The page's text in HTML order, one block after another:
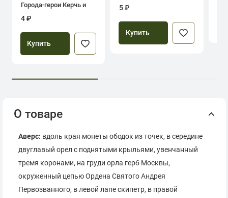
Города-герои Керчь и
4 ₽
Купить
5 ₽
Купить
О товаре
Аверс: вдоль края монеты ободок из точек, в середине
двуглавый орел с поднятыми крыльями, увенчанный
тремя коронами, на груди орла герб Москвы,
окруженный цепью Ордена Святого Андрея
Первозванного, в левой лапе скипетр, в правой